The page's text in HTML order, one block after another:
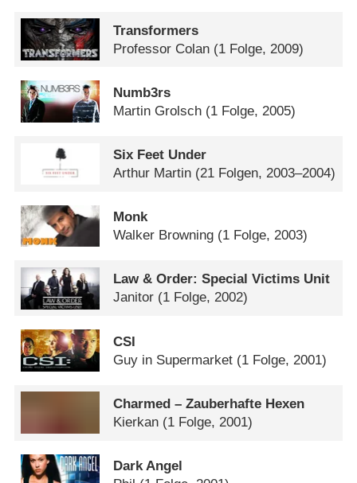
Transformers
Professor Colan (1 Folge, 2009)
Numb3rs
Martin Grolsch (1 Folge, 2005)
Six Feet Under
Arthur Martin (21 Folgen, 2003–2004)
Monk
Walker Browning (1 Folge, 2003)
Law & Order: Special Victims Unit
Janitor (1 Folge, 2002)
CSI
Guy in Supermarket (1 Folge, 2001)
Charmed – Zauberhafte Hexen
Kierkan (1 Folge, 2001)
Dark Angel